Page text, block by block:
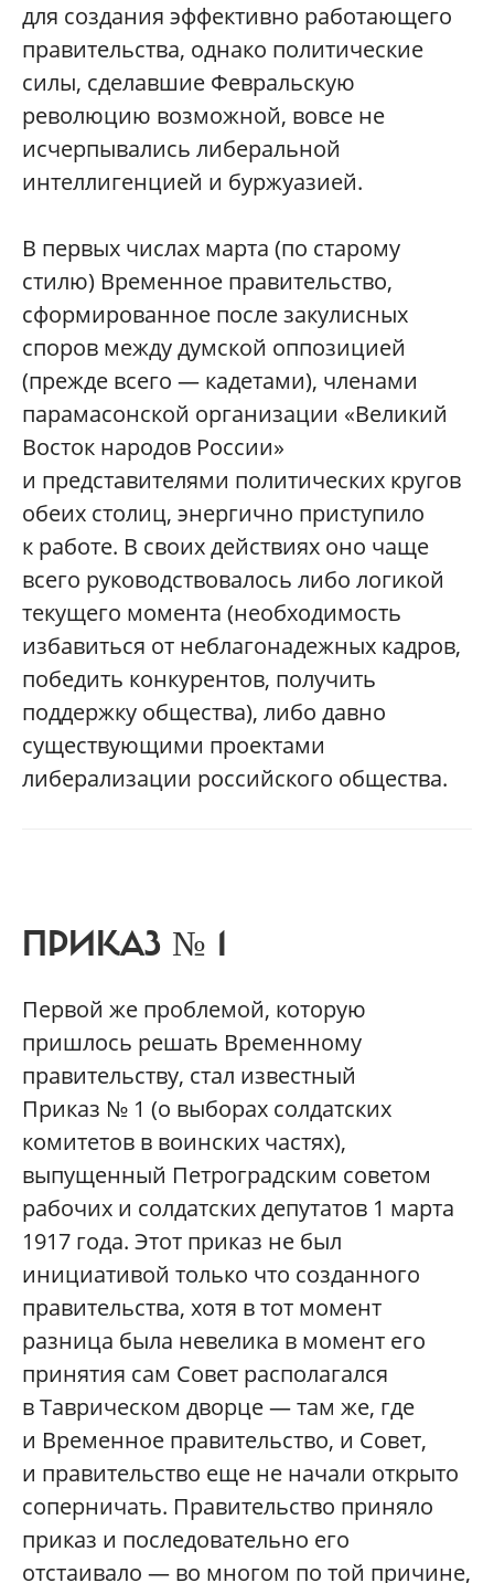
для создания эффективно работающего
правительства, однако политические
силы, сделавшие Февральскую
революцию возможной, вовсе не
исчерпывались либеральной
интеллигенцией и буржуазией.
В первых числах марта (по старому
стилю) Временное правительство,
сформированное после закулисных
споров между думской оппозицией
(прежде всего — кадетами), членами
парамасонской организации «Великий
Восток народов России»
и представителями политических кругов
обеих столиц, энергично приступило
к работе. В своих действиях оно чаще
всего руководствовалось либо логикой
текущего момента (необходимость
избавиться от неблагонадежных кадров,
победить конкурентов, получить
поддержку общества), либо давно
существующими проектами
либерализации российского общества.
ПРИКАЗ № 1
Первой же проблемой, которую
пришлось решать Временному
правительству, стал известный
Приказ № 1 (о выборах солдатских
комитетов в воинских частях),
выпущенный Петроградским советом
рабочих и солдатских депутатов 1 марта
1917 года. Этот приказ не был
инициативой только что созданного
правительства, хотя в тот момент
разница была невелика в момент его
принятия сам Совет располагался
в Таврическом дворце — там же, где
и Временное правительство, и Совет,
и правительство еще не начали открыто
соперничать. Правительство приняло
приказ и последовательно его
отстаивало — во многом по той причине,